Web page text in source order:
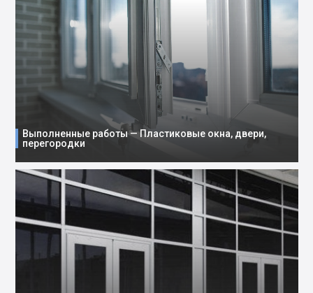
Выполненные работы — Пластиковые окна, двери,
перегородки